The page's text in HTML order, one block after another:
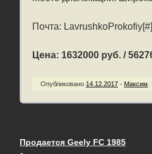
Почта:
Цена: 1632000 руб. /
Опубликовано 14.12.2017 - Максим
Запись
Продается Geely FC 1985